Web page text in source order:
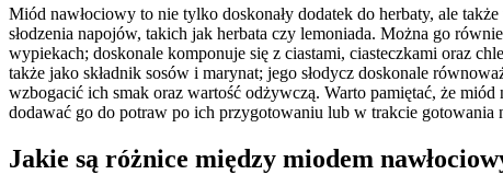
Miód nawłociowy to nie tylko doskonały dodatek do herbaty, ale
słodzenia napojów, takich jak herbata czy lemoniada. Można go
wypiekach; doskonale komponuje się z ciastami, ciasteczkami oraz
także jako składnik sosów i marynat; jego słodycz doskonale
wzbogacić ich smak oraz wartość odżywczą. Warto pamiętać, że
dodawać go do potraw po ich przygotowaniu lub w trakcie gotowania
Jakie są różnice między miodem